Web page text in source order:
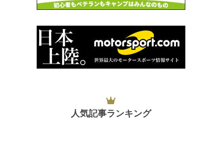
人気記事ランキング